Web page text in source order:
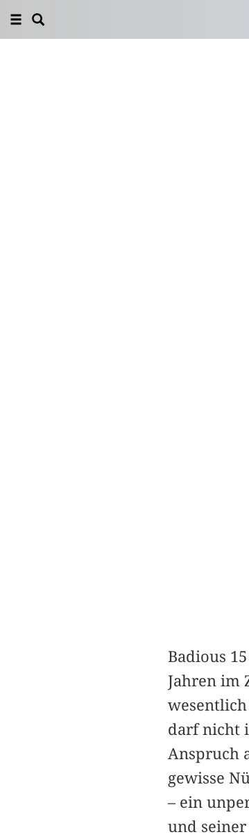
Badious
Jahren im
darf nicht
Anspruch
gewisse
– ein
und